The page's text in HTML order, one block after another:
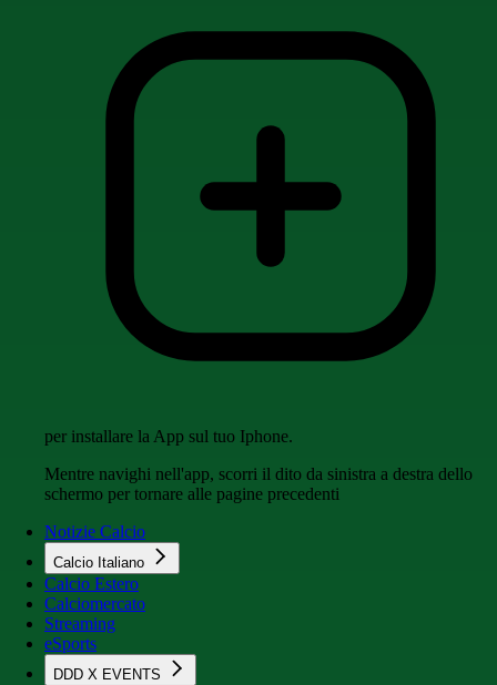
per installare la App sul tuo Iphone.
Mentre navighi nell'app, scorri il dito da sinistra a destra dello
schermo per tornare alle pagine precedenti
Notizie Calcio
Calcio Italiano
Calcio Estero
Calciomercato
Streaming
eSports
DDD X EVENTS